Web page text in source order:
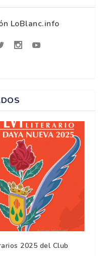
LoBlanc.info
2025 del Club